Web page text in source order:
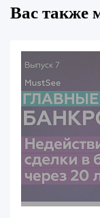
Вас также